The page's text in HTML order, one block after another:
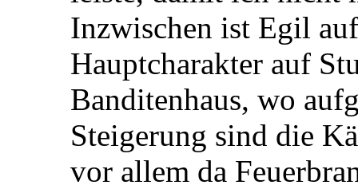
Inzwischen ist Egil
Hauptcharakter auf
Banditenhaus, wo
Steigerung sind die
vor allem da